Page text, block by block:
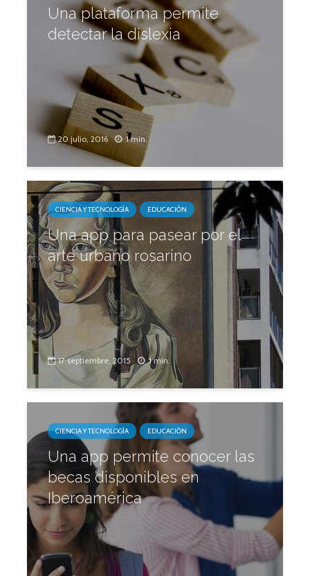
Una plataforma permite
detectar la dislexia
20 julio, 2016 1 min.
CIENCIA Y TECNOLOGÍA EDUCACIÓN
Una app para pasear por el
arte urbano rosarino
17 septiembre, 2015 1 min.
CIENCIA Y TECNOLOGÍA EDUCACIÓN
Una app permite conocer las
becas disponibles en
Iberoamérica